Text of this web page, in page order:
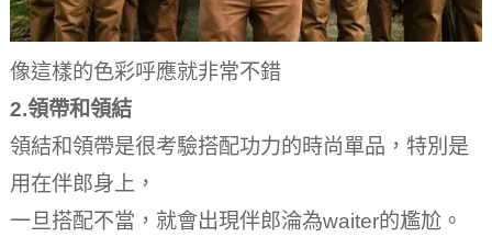
像這樣的色彩呼應就非常不錯
2.領帶和領結
領結和領帶是很考驗搭配功力的時尚單品，特別是
用在伴郎身上，
一旦搭配不當，就會出現伴郎淪為waiter的尷尬。